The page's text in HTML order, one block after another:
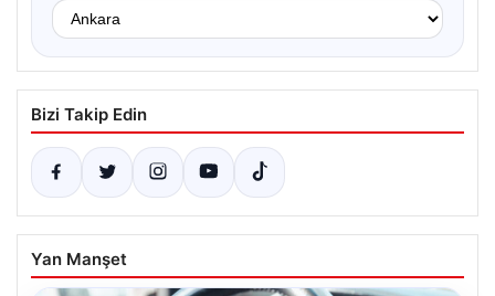
Bizi Takip Edin
Yan Manşet